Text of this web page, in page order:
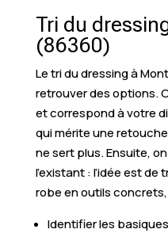
Tri du
(86360)
Le tri du dressing à
retrouver des options.
et correspond à votre
qui mérite une
ne sert plus. Ensuite,
l’existant : l’idée est
robe en outils concrets,
Identifier les